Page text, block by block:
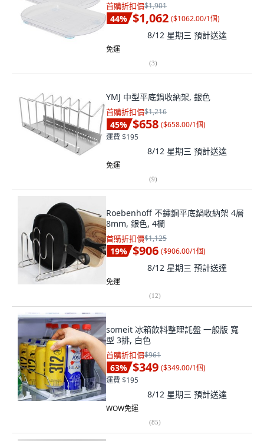
首購折扣價$1,901
44% $1,062 ($1062.00/1個)
8/12 星期三 預計送達
免運
(3)
YMJ 中型平底鍋收納架, 銀色
首購折扣價$1,216
45% $658 ($658.00/1個)
運費 $195
8/12 星期三 預計送達
免運
(9)
Roebenhoff 不鏽鋼平底鍋收納架 4層
8mm, 銀色, 4欄
首購折扣價$1,125
19% $906 ($906.00/1個)
8/12 星期三 預計送達
免運
(12)
someit 冰箱飲料整理託盤 一般版 寬
型 3排, 白色
首購折扣價$961
63% $349 ($349.00/1個)
運費 $195
8/12 星期三 預計送達
WOW免運
(85)